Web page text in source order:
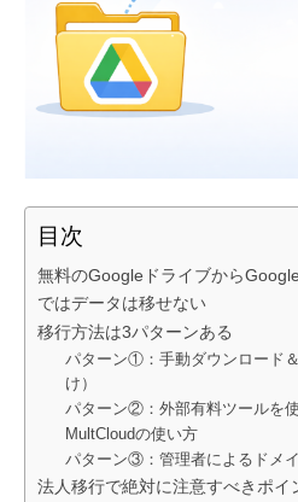
目次
無料のGoogleドライブから
ではデータは移せない
移行方法は3パターンある
パターン①：手動ダウンロード
け）
パターン②：外部有料ツールを使
MultCloudの使い方
パターン③：管理者によるドメ
法人移行で絶対に注意すべきポイ